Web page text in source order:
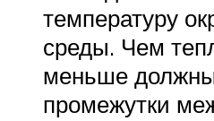
температуру
среды. Чем
меньше
промежутки